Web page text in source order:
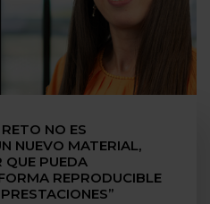
NO ES
NUEVO MATERIAL,
QUE PUEDA
REPRODUCIBLE